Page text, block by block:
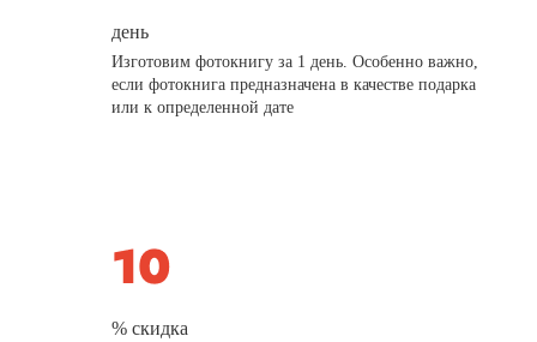
день
Изготовим фотокнигу за 1 день. Особенно важно,
если фотокнига предназначена в качестве подарка
или к определенной дате
% скидка